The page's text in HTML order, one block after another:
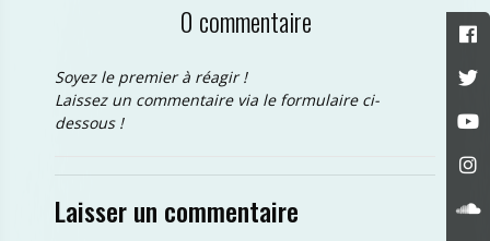
0 commentaire
Soyez le premier à réagir !
Laissez un commentaire via le formulaire ci-
dessous !
Laisser un commentaire